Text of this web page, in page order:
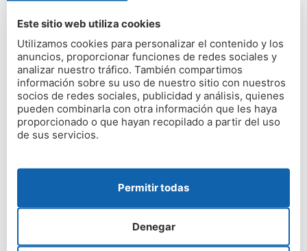
permeabilidad y porosidad de los materiales. El agua
del subsuelo puede infiltrarse por ellos, ascendiendo y
acumulándose ocasionando la humedad por capilaridad.
Este tipo dehumedad puede ser bastante
peligrosa.Los mohos que normalmente acompañan a
estas humedades pueden ser nocivos para personas y
mascotas. Pero no te preocupes, en Humedad Zero
En Humedad Zero sabemos
qué tipo de humedad tienes
y te damos presupuesto
Este sitio web utiliza cookies
Utilizamos cookies para personalizar el contenido y los
anuncios, proporcionar funciones de redes sociales y
analizar nuestro tráfico. También compartimos
información sobre su uso de nuestro sitio con nuestros
socios de redes sociales, publicidad y análisis, quienes
pueden combinarla con otra información que les haya
proporcionado o que hayan recopilado a partir del uso
de sus servicios.
Denegar
Permitir todas